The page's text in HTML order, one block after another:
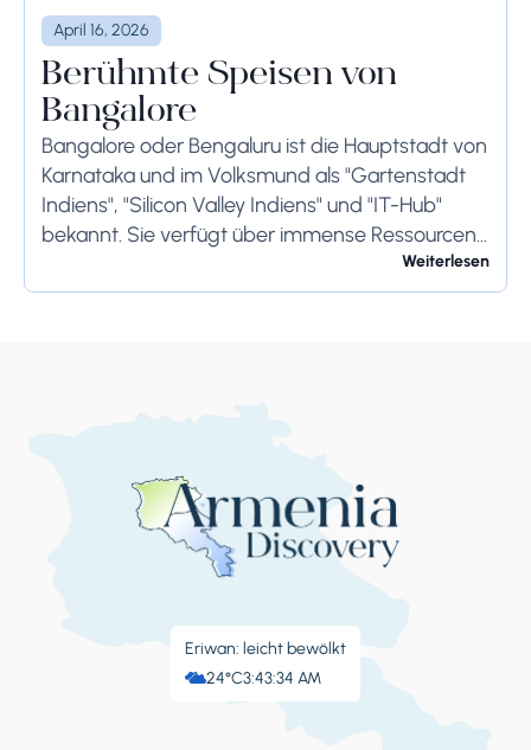
April 16, 2026
Berühmte Speisen von
Bangalore
Bangalore oder Bengaluru ist die Hauptstadt von
Karnataka und im Volksmund als "Gartenstadt
Indiens", "Silicon Valley Indiens" und "IT-Hub"
bekannt. Sie verfügt über immense Ressourcen
und bietet ihren Bewohnern so viel. Bangalore ist
berühmt für seine...
Weiterlesen
Eriwan: leicht bewölkt
24°C3:43:35 AM